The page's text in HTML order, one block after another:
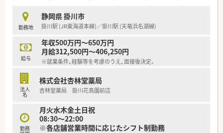
ます。
【想定される業務内容】
■処方箋に基づく調剤や監査、服薬指導といった基本的な薬局業
務に加え、店舗でのOTC医薬品の販売相談なども担当いただきま
す。
■在宅医療にも積極的に取り組んでおり、居宅や施設への訪問薬
す。
■最新の電子薬歴やオンライン服薬指導システムを活用し、ICT
きます。
【想定されるキャリアイメージ】
勤務地
静岡県 掛川市
掛川駅 (JR東海道本線)／掛川駅 (天竜浜名湖線)
給与
年収500万円～650万円
月給312,500円～406,250円
※就業条件、経験等を考慮のうえ、面接後決定。
法人
名
株式会社杏林堂薬局
杏林堂薬局 掛川花鳥園前店
勤務
月火水木金土日祝
08:30～22:00
※各店舗営業時間に応じたシフト制勤務